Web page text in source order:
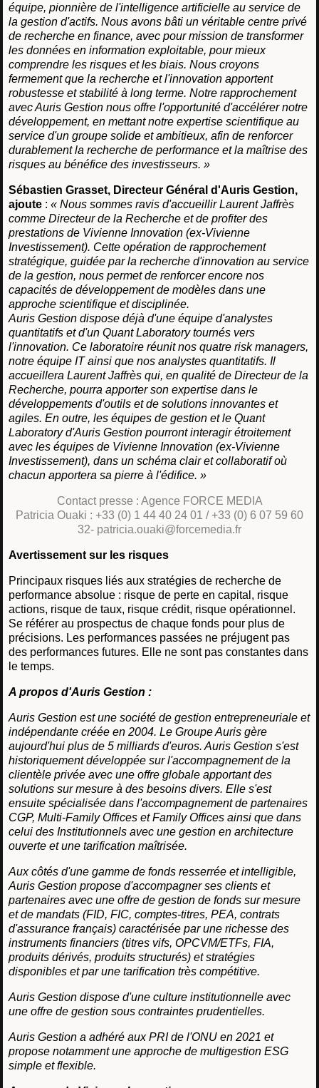
équipe, pionnière de l'intelligence artificielle au service de
la gestion d'actifs. Nous avons bâti un véritable centre privé
de recherche en finance, avec pour mission de transformer
les données en information exploitable, pour mieux
comprendre les risques et les biais. Nous croyons
fermement que la recherche et l'innovation apportent
robustesse et stabilité à long terme. Notre rapprochement
avec Auris Gestion nous offre l'opportunité d'accélérer notre
développement, en mettant notre expertise scientifique au
service d'un groupe solide et ambitieux, afin de renforcer
durablement la recherche de performance et la maîtrise des
risques au bénéfice des investisseurs. »
Sébastien Grasset, Directeur Général d'Auris Gestion,
ajoute : « Nous sommes ravis d'accueillir Laurent Jaffrès
comme Directeur de la Recherche et de profiter des
prestations de Vivienne Innovation (ex-Vivienne
Investissement). Cette opération de rapprochement
stratégique, guidée par la recherche d'innovation au service
de la gestion, nous permet de renforcer encore nos
capacités de développement de modèles dans une
approche scientifique et disciplinée.
Auris Gestion dispose déjà d'une équipe d'analystes
quantitatifs et d'un Quant Laboratory tournés vers
l'innovation. Ce laboratoire réunit nos quatre risk managers,
notre équipe IT ainsi que nos analystes quantitatifs. Il
accueillera Laurent Jaffrès qui, en qualité de Directeur de la
Recherche, pourra apporter son expertise dans le
développements d'outils et de solutions innovantes et
agiles. En outre, les équipes de gestion et le Quant
Laboratory d'Auris Gestion pourront interagir étroitement
avec les équipes de Vivienne Innovation (ex-Vivienne
Investissement), dans un schéma clair et collaboratif où
chacun apportera sa pierre à l'édifice. »
Contact presse : Agence FORCE MEDIA
Patricia Ouaki : +33 (0) 1 44 40 24 01 / +33 (0) 6 07 59 60
32- patricia.ouaki@forcemedia.fr
Avertissement sur les risques
Principaux risques liés aux stratégies de recherche de
performance absolue : risque de perte en capital, risque
actions, risque de taux, risque crédit, risque opérationnel.
Se référer au prospectus de chaque fonds pour plus de
précisions. Les performances passées ne préjugent pas
des performances futures. Elle ne sont pas constantes dans
le temps.
A propos d'Auris Gestion :
Auris Gestion est une société de gestion entrepreneuriale et
indépendante créée en 2004. Le Groupe Auris gère
aujourd'hui plus de 5 milliards d'euros. Auris Gestion s'est
historiquement développée sur l'accompagnement de la
clientèle privée avec une offre globale apportant des
solutions sur mesure à des besoins divers. Elle s'est
ensuite spécialisée dans l'accompagnement de partenaires
CGP, Multi-Family Offices et Family Offices ainsi que dans
celui des Institutionnels avec une gestion en architecture
ouverte et une tarification maîtrisée.
Aux côtés d'une gamme de fonds resserrée et intelligible,
Auris Gestion propose d'accompagner ses clients et
partenaires avec une offre de gestion de fonds sur mesure
et de mandats (FID, FIC, comptes-titres, PEA, contrats
d'assurance français) caractérisée par une richesse des
instruments financiers (titres vifs, OPCVM/ETFs, FIA,
produits dérivés, produits structurés) et stratégies
disponibles et par une tarification très compétitive.
Auris Gestion dispose d'une culture institutionnelle avec
une offre de gestion sous contraintes prudentielles.
Auris Gestion a adhéré aux PRI de l'ONU en 2021 et
propose notamment une approche de multigestion ESG
simple et flexible.